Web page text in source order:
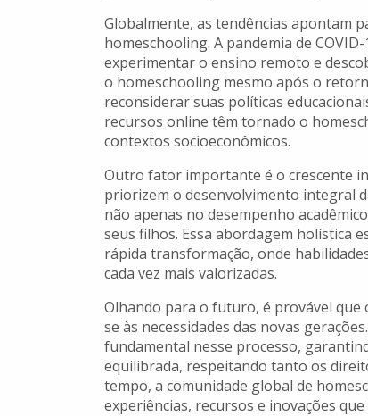
Globalmente, as tendências apontam
homeschooling. A pandemia de
experimentar o ensino remoto e
o homeschooling mesmo após o
reconsiderar suas políticas
recursos online têm tornado o
contextos socioeconômicos.
Outro fator importante é o crescente
priorizem o desenvolvimento integral
não apenas no desempenho
seus filhos. Essa abordagem holística
rápida transformação, onde
cada vez mais valorizadas.
Olhando para o futuro, é provável
se às necessidades das novas
fundamental nesse processo,
equilibrada, respeitando tanto os
tempo, a comunidade global de
experiências, recursos e inovações